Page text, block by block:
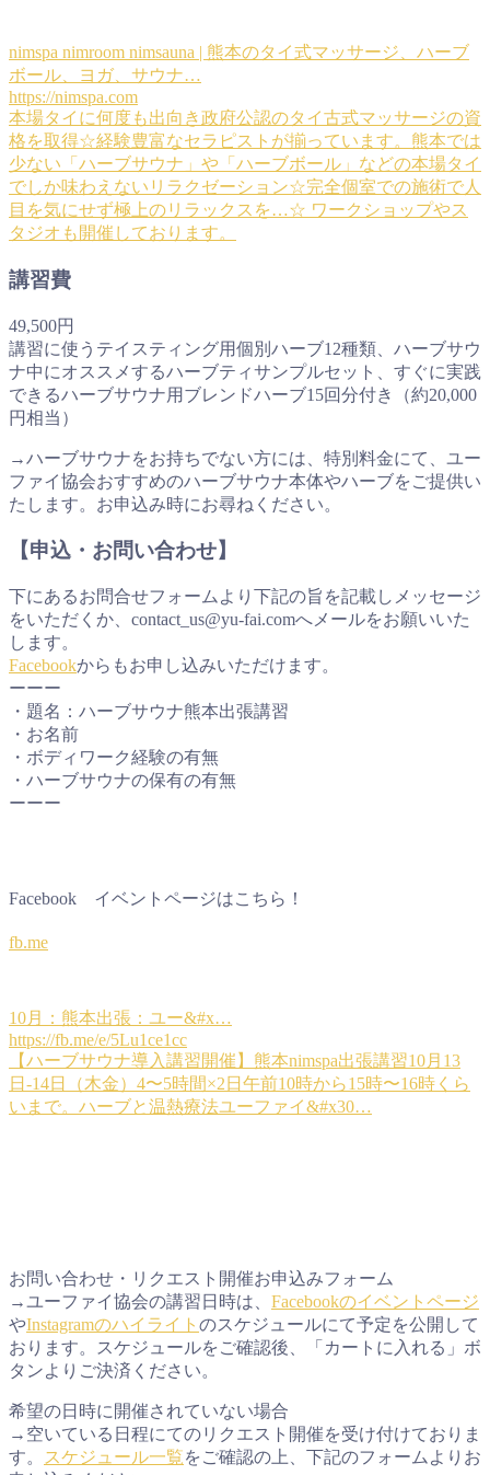
nimspa nimroom nimsauna | 熊本のタイ式マッサージ、ハーブ
ボール、ヨガ、サウナ…
https://nimspa.com
本場タイに何度も出向き政府公認のタイ古式マッサージの資
格を取得☆経験豊富なセラピストが揃っています。熊本では
少ない「ハーブサウナ」や「ハーブボール」などの本場タイ
でしか味わえないリラクゼーション☆完全個室での施術で人
目を気にせず極上のリラックスを…☆ ワークショップやス
タジオも開催しております。
講習費
49,500円
講習に使うテイスティング用個別ハーブ12種類、ハーブサウ
ナ中にオススメするハーブティサンプルセット、すぐに実践
できるハーブサウナ用ブレンドハーブ15回分付き（約20,000
円相当）
→ハーブサウナをお持ちでない方には、特別料金にて、ユー
ファイ協会おすすめのハーブサウナ本体やハーブをご提供い
たします。お申込み時にお尋ねください。
【申込・お問い合わせ】
下にあるお問合せフォームより下記の旨を記載しメッセージ
をいただくか、contact_us@yu-fai.comへメールをお願いいた
します。
Facebookからもお申し込みいただけます。
ーーー
・題名：ハーブサウナ熊本出張講習
・お名前
・ボディワーク経験の有無
・ハーブサウナの保有の有無
ーーー
Facebook イベントページはこちら！
fb.me
10月：熊本出張：ユー&#x…
https://fb.me/e/5Lu1ce1cc
【ハーブサウナ導入講習開催】熊本nimspa出張講習10月13
日-14日（木金）4〜5時間×2日午前10時から15時〜16時くら
いまで。ハーブと温熱療法ユーファイ&#x30…
お問い合わせ・リクエスト開催お申込みフォーム
→ユーファイ協会の講習日時は、 Facebookのイベントページ
やInstagramのハイライト のスケジュールにて予定を公開して
おります。スケジュールをご確認後、「カートに入れる」ボ
タンよりご決済ください。
希望の日時に開催されていない場合
→空いている日程にてのリクエスト開催を受け付けておりま
す。
スケジュール一覧をご確認の上、下記のフォームよりお